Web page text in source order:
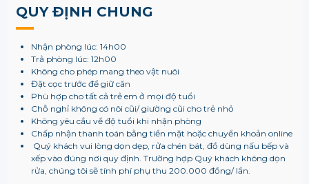
QUY ĐỊNH CHUNG
Nhận phòng lúc: 14h00
Trả phòng lúc: 12h00
Không cho phép mang theo vật nuôi
Đặt cọc trước để giữ căn
Phù hợp cho tất cả trẻ em ở mọi độ tuổi
Chỗ nghỉ không có nôi cũi/ giường cũi cho trẻ nhỏ
Không yêu cầu về độ tuổi khi nhận phòng
Chấp nhận thanh toán bằng tiền mặt hoặc chuyển khoản online
Quý khách vui lòng dọn dẹp, rửa chén bát, đồ dùng nấu bếp và
xếp vào đúng nơi quy định. Trường hợp Quý khách không dọn
rửa, chúng tôi sẽ tính phí phụ thu 200.000 đồng/ lần.